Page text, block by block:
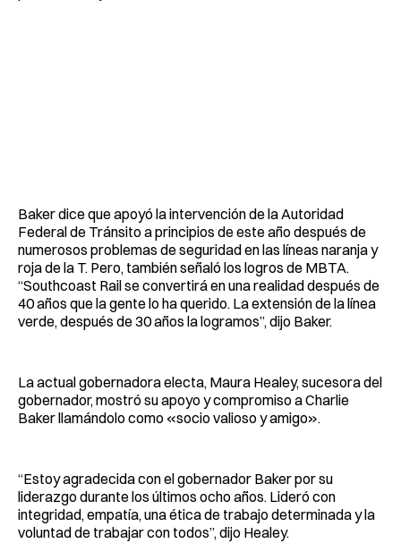
Baker dice que apoyó la intervención de la Autoridad
Federal de Tránsito a principios de este año después de
numerosos problemas de seguridad en las líneas naranja y
roja de la T. Pero, también señaló los logros de MBTA.
“Southcoast Rail se convertirá en una realidad después de
40 años que la gente lo ha querido. La extensión de la línea
verde, después de 30 años la logramos”, dijo Baker.
La actual gobernadora electa, Maura Healey, sucesora del
gobernador, mostró su apoyo y compromiso a Charlie
Baker llamándolo como «socio valioso y amigo».
“Estoy agradecida con el gobernador Baker por su
liderazgo durante los últimos ocho años. Lideró con
integridad, empatía, una ética de trabajo determinada y la
voluntad de trabajar con todos”, dijo Healey.